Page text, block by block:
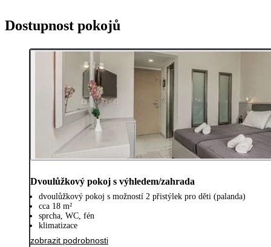
Dostupnost pokojů
Dvoulůžkový pokoj s výhledem/zahrada
dvoulůžkový pokoj s možností 2 přistýlek pro děti (palanda)
cca 18 m²
sprcha, WC, fén
klimatizace
zobrazit podrobnosti